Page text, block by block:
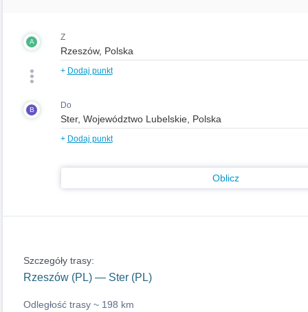
A Z
+ Dodaj punkt
B Do
+ Dodaj punkt
Oblicz
Szczegóły trasy:
Rzeszów (PL) — Ster (PL)
Odległość trasy ~ 198 km